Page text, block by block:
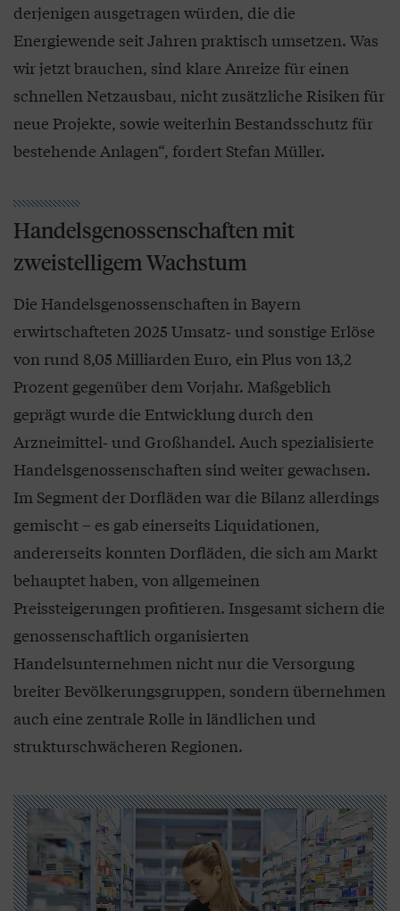
derjenigen ausgetragen würden, die die
Energiewende seit Jahren praktisch umsetzen. Was
wir jetzt brauchen, sind klare Anreize für einen
schnellen Netzausbau, nicht zusätzliche Risiken für
neue Projekte, sowie weiterhin Bestandsschutz für
bestehende Anlagen“, fordert Stefan Müller.
Handelsgenossenschaften mit
zweistelligem Wachstum
Die Handelsgenossenschaften in Bayern
erwirtschafteten 2025 Umsatz‑ und sonstige Erlöse
von rund 8,05 Milliarden Euro, ein Plus von 13,2
Prozent gegenüber dem Vorjahr. Maßgeblich
geprägt wurde die Entwicklung durch den
Arzneimittel‑ und Großhandel. Auch spezialisierte
Handelsgenossenschaften sind weiter gewachsen.
Im Segment der Dorfläden war die Bilanz allerdings
gemischt – es gab einerseits Liquidationen,
andererseits konnten Dorfläden, die sich am Markt
behauptet haben, von allgemeinen
Preissteigerungen profitieren. Insgesamt sichern die
genossenschaftlich organisierten
Handelsunternehmen nicht nur die Versorgung
breiter Bevölkerungsgruppen, sondern übernehmen
auch eine zentrale Rolle in ländlichen und
strukturschwächeren Regionen.